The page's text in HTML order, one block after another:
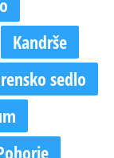
Kandrše
sedlo